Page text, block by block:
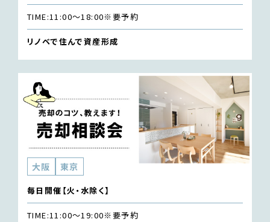
TIME:11:00〜18:00※要予約
リノベで住んで資産形成
大阪 東京
毎日開催【火・水除く】
TIME:11:00〜19:00※要予約